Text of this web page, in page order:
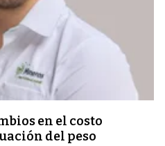
en el costo
del peso